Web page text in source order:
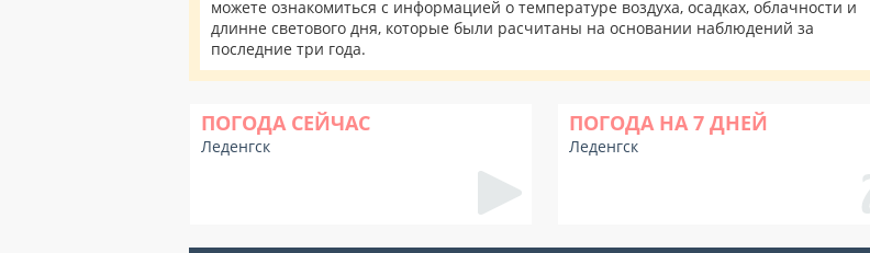
можете ознакомиться с информацией о температуре воздуха, осадках, облачности и
длинне светового дня, которые были расчитаны на основании наблюдений за
последние три года.
ПОГОДА СЕЙЧАС
Леденгск
ПОГОДА НА 7 ДНЕЙ
Леденгск